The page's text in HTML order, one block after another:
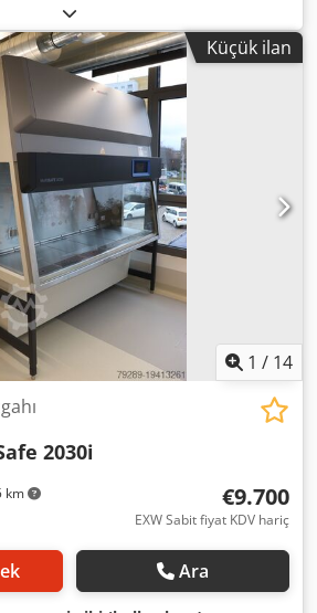
delikli raf. 1 adet damlama
kısmı: paslanmaz çelik. Tekerlekli.
kontrol paneli. Crsdjwutx Nspfx Af Uof
garantisi dahil.
Küçük ilan
1 / 14
km
2030i
€9.700
EXW Sabit fiyat KDV hariç
Ara